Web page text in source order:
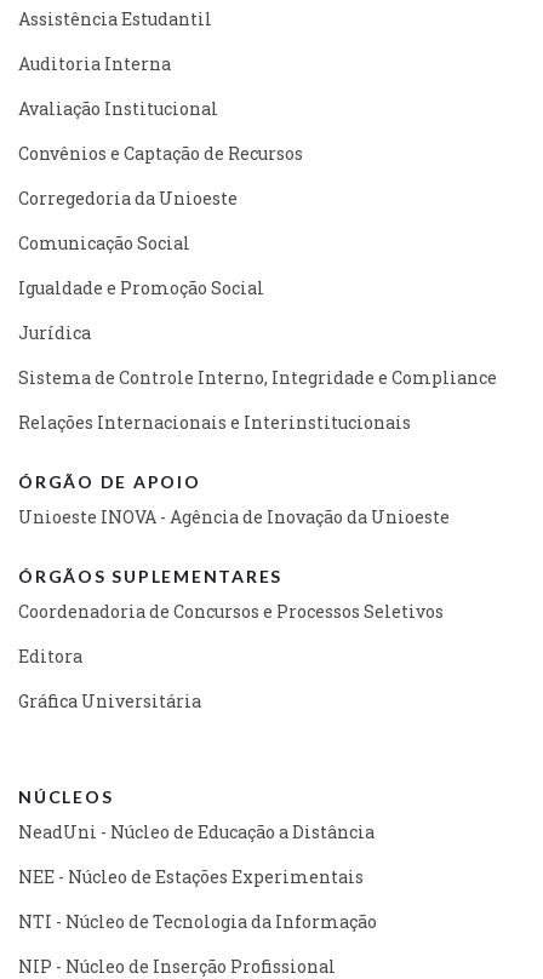
Assistência Estudantil
Auditoria Interna
Avaliação Institucional
Convênios e Captação de Recursos
Corregedoria da Unioeste
Comunicação Social
Igualdade e Promoção Social
Jurídica
Sistema de Controle Interno, Integridade e Compliance
Relações Internacionais e Interinstitucionais
ÓRGÃO DE APOIO
Unioeste INOVA - Agência de Inovação da Unioeste
ÓRGÃOS SUPLEMENTARES
Coordenadoria de Concursos e Processos Seletivos
Editora
Gráfica Universitária
NÚCLEOS
NeadUni - Núcleo de Educação a Distância
NEE - Núcleo de Estações Experimentais
NTI - Núcleo de Tecnologia da Informação
NIP - Núcleo de Inserção Profissional